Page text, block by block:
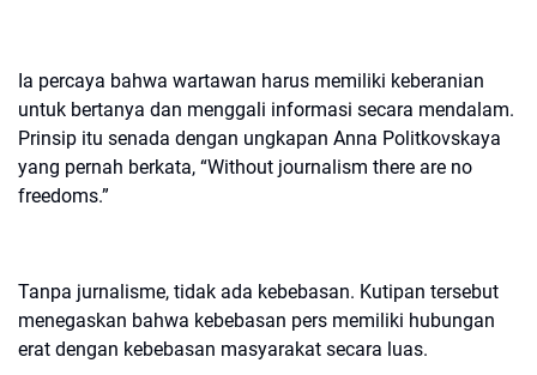
Ia percaya bahwa wartawan harus memiliki keberanian
untuk bertanya dan menggali informasi secara mendalam.
Prinsip itu senada dengan ungkapan Anna Politkovskaya
yang pernah berkata, “Without journalism there are no
freedoms.”
Tanpa jurnalisme, tidak ada kebebasan. Kutipan tersebut
menegaskan bahwa kebebasan pers memiliki hubungan
erat dengan kebebasan masyarakat secara luas.